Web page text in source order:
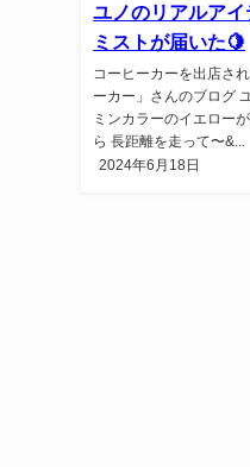
ユノのリアルア
ミストが届いた🍋
コーヒーカーを出店さ
ーカー」さんのブログ
ミンカラーのイエロー
ら 長距離を走って〜&...
2024年6月18日